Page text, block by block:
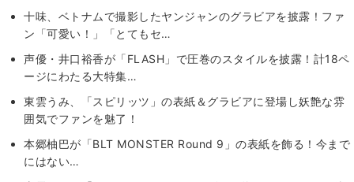
十味、ベトナムで撮影したヤンジャンのグラビアを披露！ファ
ン「可愛い！」「とてもセ…
声優・井口裕香が「FLASH」で圧巻のスタイルを披露！計18ペ
ージにわたる大特集…
東雲うみ、「スピリッツ」の表紙＆グラビアに登場し妖艶な雰
囲気でファンを魅了！
本郷柚巴が「BLT MONSTER Round 9」の表紙を飾る！今まで
にはない…